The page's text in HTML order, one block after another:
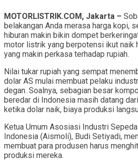
MOTORLISTRIK.COM, Jakarta –
belakangan Anda merasa harga kopi,
hiburan makin bikin dompet
motor listrik yang berpotensi ikut naik
yang makin perkasa terhadap rupiah.
Nilai tukar rupiah yang sempat
dolar AS mulai membuat pelaku
degan. Soalnya, sebagian besar
beredar di Indonesia masih datang
ketika dolar naik, biaya produksi
Ketua Umum Asosiasi Industri
Indonesia (Aismoli), Budi Setiyadi,
membuat para produsen harus
produksi mereka.